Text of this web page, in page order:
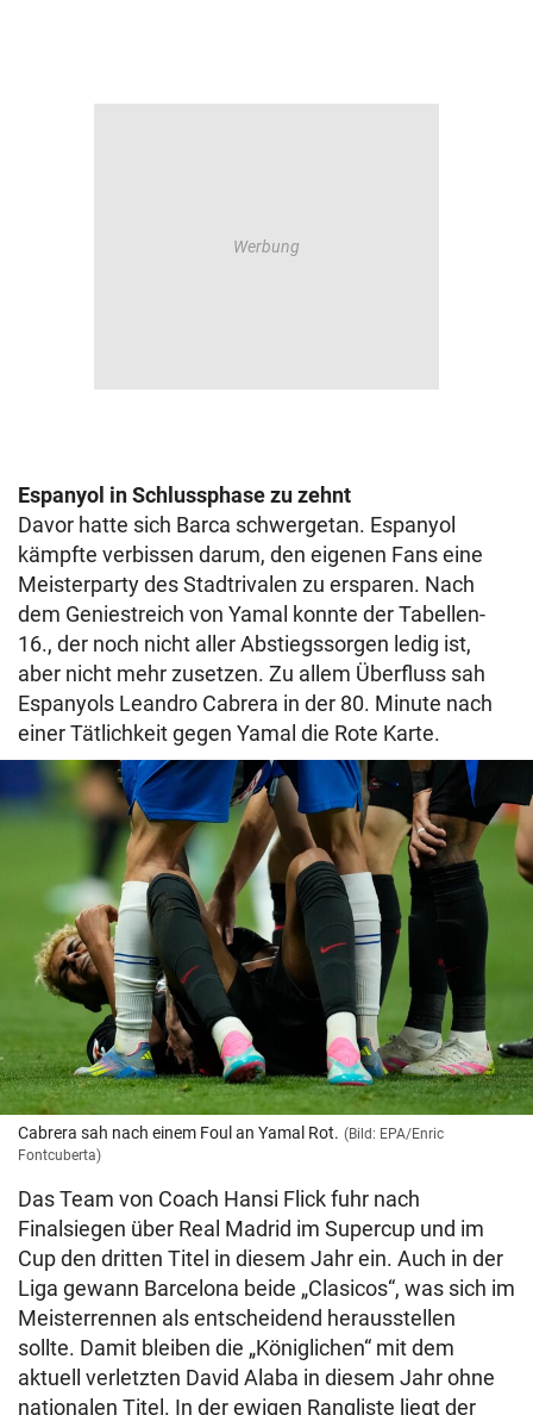
Espanyol in Schlussphase zu zehnt
Davor hatte sich Barca schwergetan. Espanyol
kämpfte verbissen darum, den eigenen Fans eine
Meisterparty des Stadtrivalen zu ersparen. Nach
dem Geniestreich von Yamal konnte der Tabellen-
16., der noch nicht aller Abstiegssorgen ledig ist,
aber nicht mehr zusetzen. Zu allem Überfluss sah
Espanyols Leandro Cabrera in der 80. Minute nach
einer Tätlichkeit gegen Yamal die Rote Karte.
Cabrera sah nach einem Foul an Yamal Rot. (Bild: EPA/Enric
Fontcuberta)
Das Team von Coach Hansi Flick fuhr nach
Finalsiegen über Real Madrid im Supercup und im
Cup den dritten Titel in diesem Jahr ein. Auch in der
Liga gewann Barcelona beide „Clasicos“, was sich im
Meisterrennen als entscheidend herausstellen
sollte. Damit bleiben die „Königlichen“ mit dem
aktuell verletzten David Alaba in diesem Jahr ohne
nationalen Titel. In der ewigen Rangliste liegt der